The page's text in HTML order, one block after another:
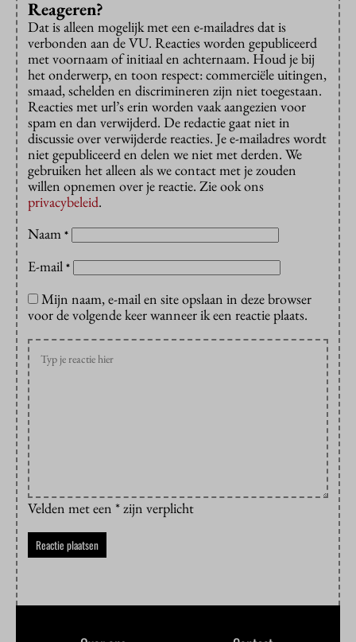
Reageren?
Dat is alleen mogelijk met een e-mailadres dat is
verbonden aan de VU. Reacties worden gepubliceerd
met voornaam of initiaal en achternaam. Houd je bij
het onderwerp, en toon respect: commerciële uitingen,
smaad, schelden en discrimineren zijn niet toegestaan.
Reacties met url’s erin worden vaak aangezien voor
spam en dan verwijderd. De redactie gaat niet in
discussie over verwijderde reacties. Je e-mailadres wordt
niet gepubliceerd en delen we niet met derden. We
gebruiken het alleen als we contact met je zouden
willen opnemen over je reactie. Zie ook ons
privacybeleid.
Naam *
E-mail *
Mijn naam, e-mail en site opslaan in deze browser
voor de volgende keer wanneer ik een reactie plaats.
Velden met een * zijn verplicht